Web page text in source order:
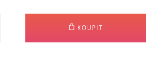
KOUPIT